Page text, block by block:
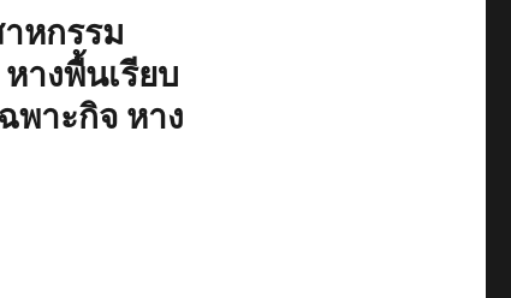
หกรรม
างพื้นเรียบ
พาะกิจ หาง